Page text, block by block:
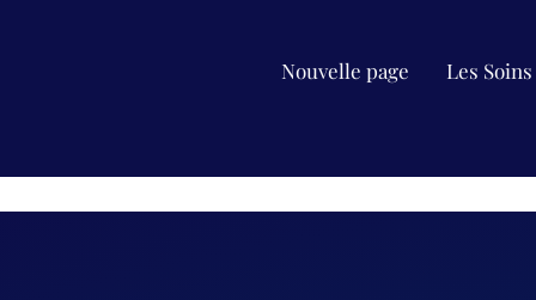
Nouvelle page Les Soins